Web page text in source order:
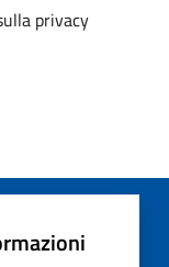
privacy